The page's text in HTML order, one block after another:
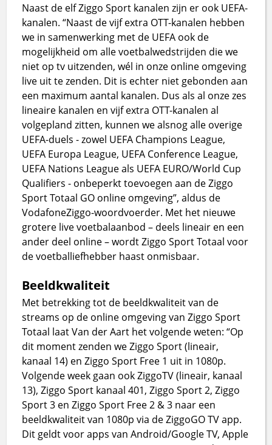
Naast de elf Ziggo Sport kanalen zijn er ook UEFA-
kanalen. “Naast de vijf extra OTT-kanalen hebben
we in samenwerking met de UEFA ook de
mogelijkheid om alle voetbalwedstrijden die we
niet op tv uitzenden, wél in onze online omgeving
live uit te zenden. Dit is echter niet gebonden aan
een maximum aantal kanalen. Dus als al onze zes
lineaire kanalen en vijf extra OTT-kanalen al
volgepland zitten, kunnen we alsnog alle overige
UEFA-duels - zowel UEFA Champions League,
UEFA Europa League, UEFA Conference League,
UEFA Nations League als UEFA EURO/World Cup
Qualifiers - onbeperkt toevoegen aan de Ziggo
Sport Totaal GO online omgeving”, aldus de
VodafoneZiggo-woordvoerder. Met het nieuwe
grotere live voetbalaanbod – deels lineair en een
ander deel online – wordt Ziggo Sport Totaal voor
de voetballiefhebber haast onmisbaar.
Beeldkwaliteit
Met betrekking tot de beeldkwaliteit van de
streams op de online omgeving van Ziggo Sport
Totaal laat Van der Aart het volgende weten: “Op
dit moment zenden we Ziggo Sport (lineair,
kanaal 14) en Ziggo Sport Free 1 uit in 1080p.
Volgende week gaan ook ZiggoTV (lineair, kanaal
13), Ziggo Sport kanaal 401, Ziggo Sport 2, Ziggo
Sport 3 en Ziggo Sport Free 2 & 3 naar een
beeldkwaliteit van 1080p via de ZiggoGO TV app.
Dit geldt voor apps van Android/Google TV, Apple